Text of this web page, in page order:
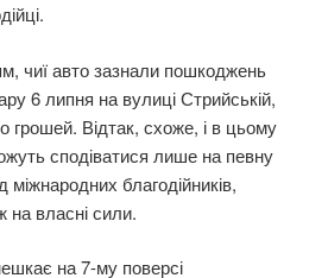
чиї авто зазнали пошкоджень
6 липня на вулиці Стрийській,
грошей. Відтак, схоже, і в цьому
сподіватися лише на певну
міжнародних благодійників,
на власні сили.
на 7-му поверсі